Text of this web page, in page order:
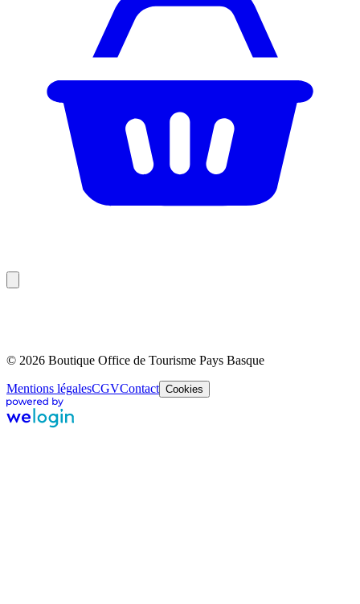
© 2026 Boutique Office de Tourisme Pays Basque
Mentions légalesCGVContact Cookies